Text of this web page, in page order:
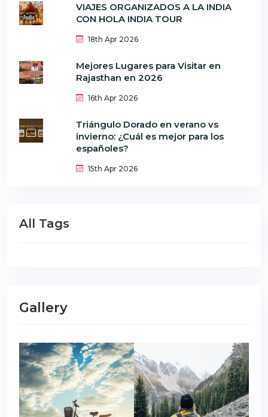
VIAJES ORGANIZADOS A LA INDIA
CON HOLA INDIA TOUR
18th Apr 2026
Mejores Lugares para Visitar en
Rajasthan en 2026
16th Apr 2026
Triángulo Dorado en verano vs
invierno: ¿Cuál es mejor para los
españoles?
15th Apr 2026
All Tags
Gallery